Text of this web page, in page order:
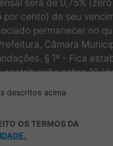
será de 0,75%
por cento) de seu
permanecer no
Câmara
§ 1º - Fica
contribuição sobre 10
de menor valor,
da Prefeitura de
que eventuais
da ASEPI, por meio
descritos acima
OS TERMOS DA